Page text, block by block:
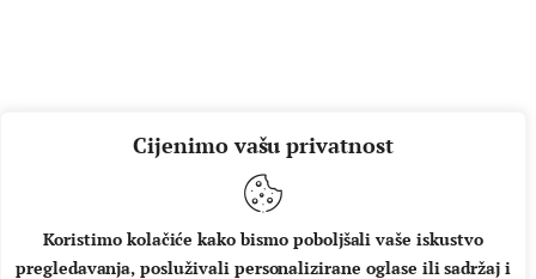
Cijenimo vašu privatnost
Koristimo kolačiće kako bismo poboljšali vaše iskustvo
pregledavanja, posluživali personalizirane oglase ili sadržaj i
O NAMA IMPRESSUM UVJETI KORIŠTENJA